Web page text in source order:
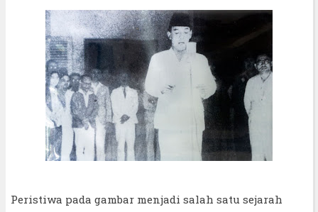
Peristiwa pada gambar menjadi salah satu sejarah